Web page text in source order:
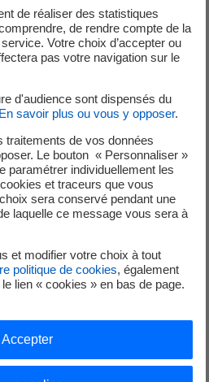
à 36 kVA
pour le
sites au RPD​
en HTA
travaux de raccordement
pour le
de réaliser des statistiques
de rendre compte de la
Votre choix d’accepter ou
pas votre navigation sur le
d'audience sont dispensés du
En savoir plus ou vous y opposer.
traitements de vos données
Le bouton « Personnaliser »
paramétrer individuellement les
et traceurs que vous
sera conservé pendant une
laquelle ce message vous sera à
et modifier votre choix à tout
politique de cookies, également
lien « cookies » en bas de page.
Accepter